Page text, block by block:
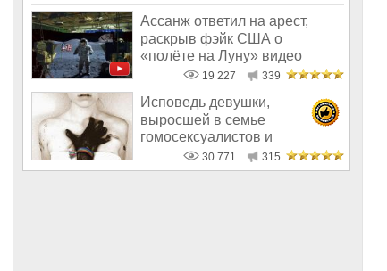
Ассанж ответил на арест,
раскрыв фэйк США о
«полёте на Луну» видео
доказательствами
19 227 339
Исповедь девушки,
выросшей в семье
гомосексуалистов и
педофилов США
30 771 315